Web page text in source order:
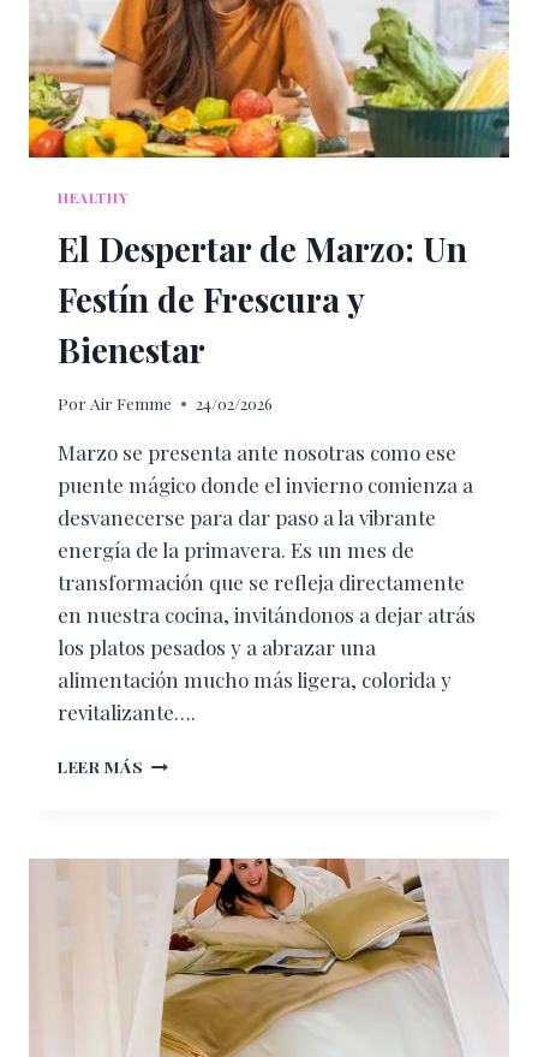
HEALTHY
El Despertar de Marzo: Un
Festín de Frescura y
Bienestar
Por Air Femme 24/02/2026
Marzo se presenta ante nosotras como ese
puente mágico donde el invierno comienza a
desvanecerse para dar paso a la vibrante
energía de la primavera. Es un mes de
transformación que se refleja directamente
en nuestra cocina, invitándonos a dejar atrás
los platos pesados y a abrazar una
alimentación mucho más ligera, colorida y
revitalizante….
LEER MÁS
UN
FESTÍN
FRESCURA
BIENESTAR